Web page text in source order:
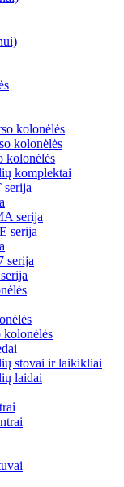
kolonėlės
kolonėlės
kolonėlės
komplektai
serija
serija
serija
serija
kolonėlės
stovai ir laikikliai
laidai